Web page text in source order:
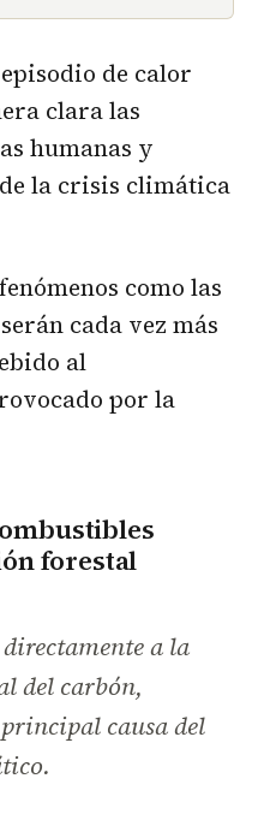
de calor
clara las
humanas y
la crisis climática
como las
cada vez más
al
por la
forestal
a la
del carbón,
causa del